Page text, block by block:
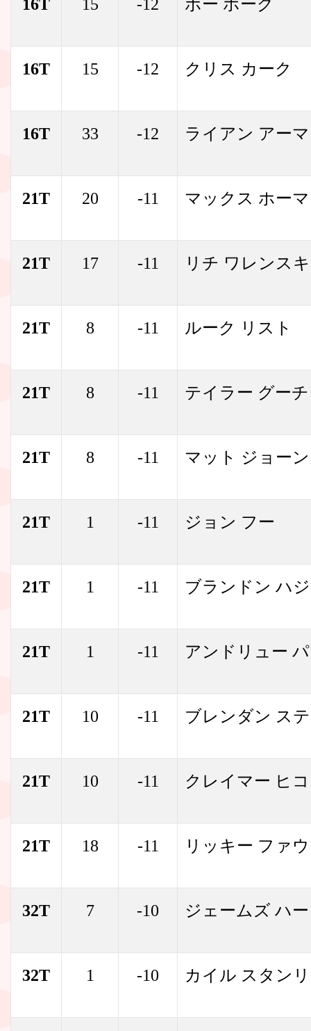
16T 15 -12 ボー ホーグ
16T 15 -12 クリス カーク
16T 33 -12 ライアン アー
21T 20 -11 マックス ホーマ
21T 17 -11 リチ ワレンス
21T 8 -11 ルーク リスト
21T 8 -11 テイラー グーチ
21T 8 -11 マット ジョー
21T 1 -11 ジョン フー
21T 1 -11 ブランドン ハ
21T 1 -11 アンドリュー
21T 10 -11 ブレンダン ス
21T 10 -11 クレイマー ヒ
21T 18 -11 リッキー ファ
32T 7 -10 ジェームズ ハ
32T 1 -10 カイル スタン